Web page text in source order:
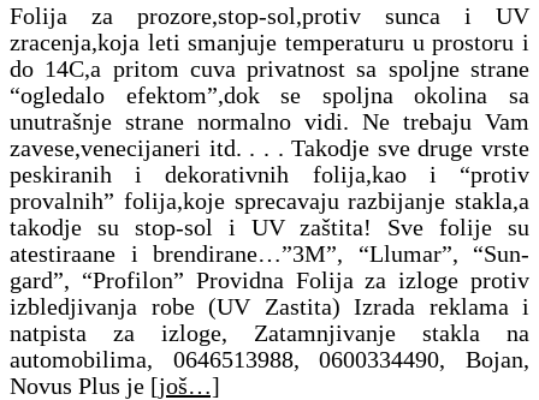
Folija za prozore,stop-sol,protiv sunca i UV
zracenja,koja leti smanjuje temperaturu u prostoru i
do 14C,a pritom cuva privatnost sa spoljne strane
“ogledalo efektom”,dok se spoljna okolina sa
unutrašnje strane normalno vidi. Ne trebaju Vam
zavese,venecijaneri itd. . . . Takodje sve druge vrste
peskiranih i dekorativnih folija,kao i “protiv
provalnih” folija,koje sprecavaju razbijanje stakla,a
takodje su stop-sol i UV zaštita! Sve folije su
atestiraane i brendirane…”3M”, “Llumar”, “Sun-
gard”, “Profilon” Providna Folija za izloge protiv
izbledjivanja robe (UV Zastita) Izrada reklama i
natpista za izloge, Zatamnjivanje stakla na
automobilima, 0646513988, 0600334490, Bojan,
Novus Plus je [još…]